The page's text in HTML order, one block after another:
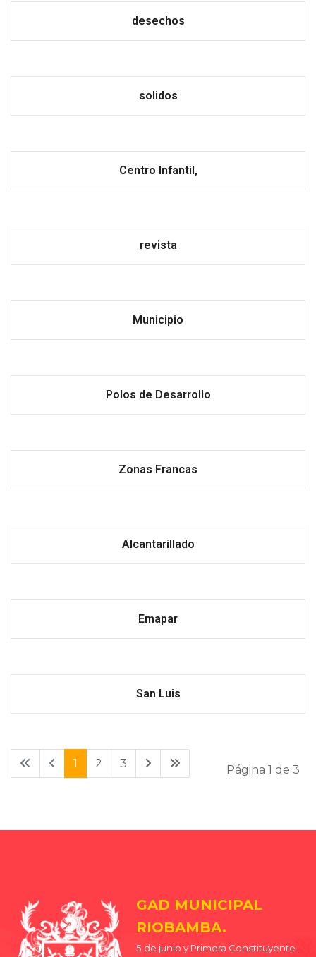
desechos
solidos
Centro Infantil,
revista
Municipio
Polos de Desarrollo
Zonas Francas
Alcantarillado
Emapar
San Luis
Página 1 de 3
1 2 3
GAD MUNICIPAL
RIOBAMBA.
5 de junio y Primera Constituyente.